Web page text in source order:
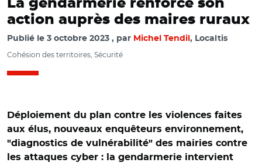
La gendarmerie renforce son
action auprès des maires ruraux
Publié le 3 octobre 2023 par Michel Tendil , Localtis
Cohésion des territoires, Sécurité
Déploiement du plan contre les violences faites
aux élus, nouveaux enquêteurs environnement,
"diagnostics de vulnérabilité" des mairies contre
les attaques cyber : la gendarmerie intervient